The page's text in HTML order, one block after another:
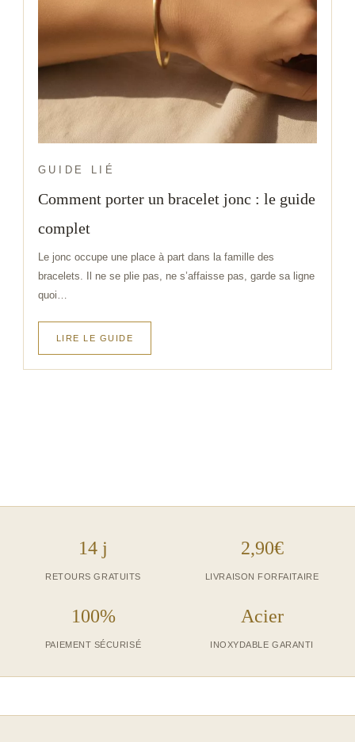
GUIDE LIÉ
Comment porter un bracelet jonc : le guide
complet
Le jonc occupe une place à part dans la famille des
bracelets. Il ne se plie pas, ne s’affaisse pas, garde sa ligne
quoi…
LIRE LE GUIDE
14 j
RETOURS GRATUITS
2,90€
LIVRAISON FORFAITAIRE
100%
PAIEMENT SÉCURISÉ
Acier
INOXYDABLE GARANTI